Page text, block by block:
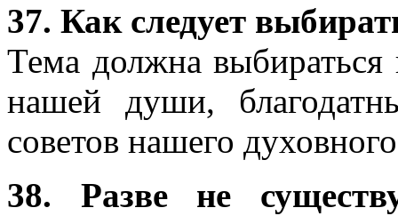
37. Как следует
Тема должна выбираться
нашей души,
советов нашего
38. Разве не